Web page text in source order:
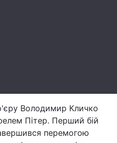
Володимир Кличко
Пітер. Перший бій
перемогою